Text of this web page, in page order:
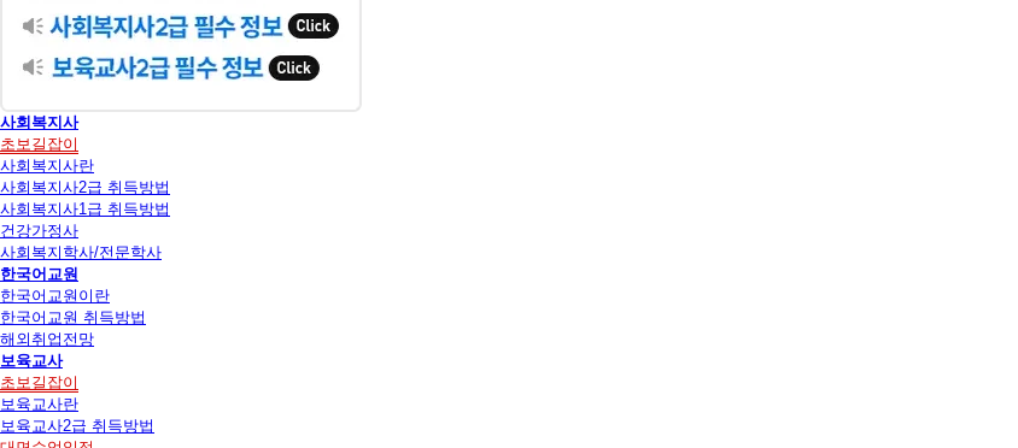
사회복지사
초보길잡이
사회복지사란
사회복지사2급 취득방법
사회복지사1급 취득방법
건강가정사
사회복지학사/전문학사
한국어교원
한국어교원이란
한국어교원 취득방법
해외취업전망
보육교사
초보길잡이
보육교사란
보육교사2급 취득방법